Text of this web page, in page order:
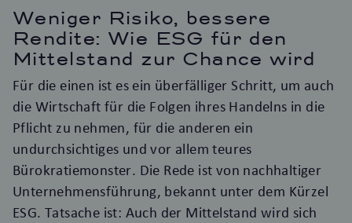
Weniger Risiko, bessere
Rendite: Wie ESG für den
Mittelstand zur Chance wird
Für die einen ist es ein überfälliger Schritt, um auch
die Wirtschaft für die Folgen ihres Handelns in die
Pflicht zu nehmen, für die anderen ein
undurchsichtiges und vor allem teures
Bürokratiemonster. Die Rede ist von nachhaltiger
Unternehmensführung, bekannt unter dem Kürzel
ESG. Tatsache ist: Auch der Mittelstand wird sich